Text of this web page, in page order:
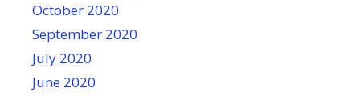
October 2020
September 2020
July 2020
June 2020